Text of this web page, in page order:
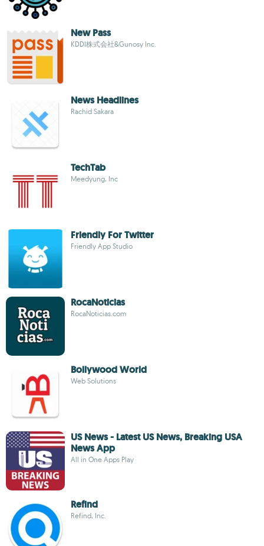
New Pass
KDDI株式会社&Gunosy Inc.
News Headlines
Rachid Sakara
TechTab
Meedyung, Inc
Friendly For Twitter
Friendly App Studio
RocaNoticias
RocaNoticias.com
Bollywood World
Web Solutions
US News - Latest US News, Breaking USA
News App
All in One Apps Play
Refind
Refind, Inc.